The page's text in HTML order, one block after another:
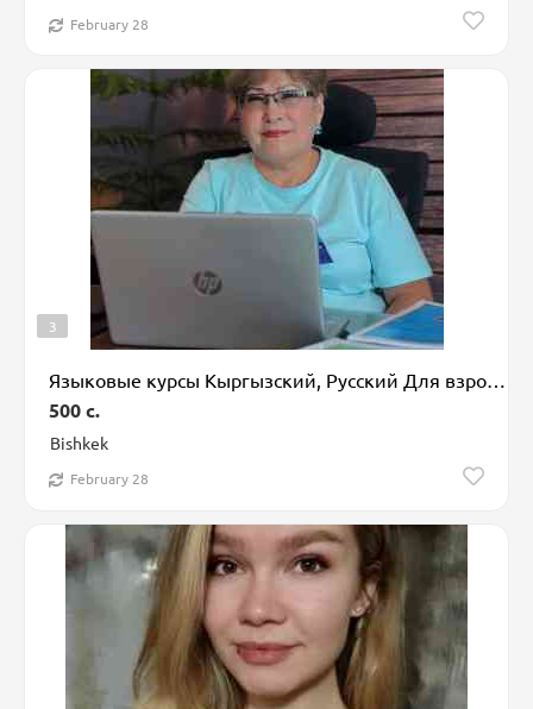
February 28
3
Языковые курсы Кыргызский, Русский Для взрослых
Bishkek
500 c.
February 28